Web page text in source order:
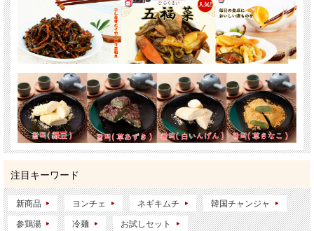
注目キーワード
新商品 ヨンチェ ネギキムチ 韓国チャンジャ
参鶏湯 冷麺 お試しセット